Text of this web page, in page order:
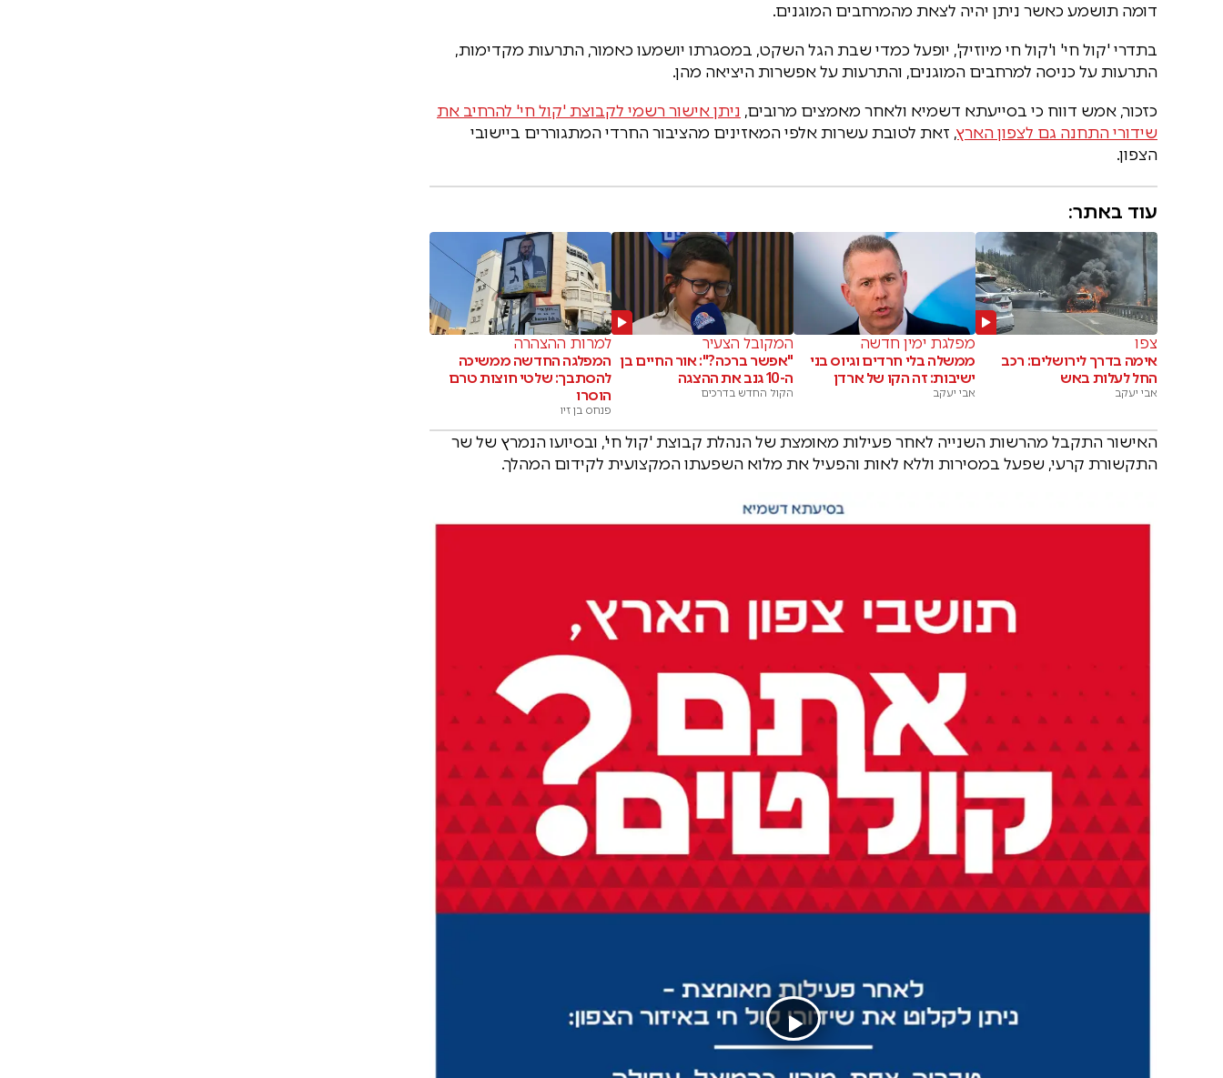
דומה תושמע כאשר ניתן יהיה לצאת מהמרחבים המוגנים.
בתדרי 'קול חי' ו'קול חי מיוזיק', יופעל כמדי שבת הגל השקט, במסגרתו יושמעו כאמור, התרעות מקדימות,
התרעות על כניסה למרחבים המוגנים, והתרעות על אפשרות היציאה מהן.
כזכור, אמש דווח כי בסייעתא דשמיא ולאחר מאמצים מרובים, ניתן אישור רשמי לקבוצת 'קול חי' להרחיב את
שידורי התחנה גם לצפון הארץ, זאת לטובת עשרות אלפי המאזינים מהציבור החרדי המתגוררים ביישובי
הצפון.
עוד באתר:
צפו
אימה בדרך לירושלים: רכב
החל לעלות באש
אבי יעקב
מפלגת ימין חדשה
ממשלה בלי חרדים וגיוס בני
ישיבות: זה הקו של ארדן
אבי יעקב
המקובל הצעיר
"אפשר ברכה?": אור החיים בן
ה-10 גנב את ההצגה
הקול החדש בדרכים
למרות ההצהרה
המפלגה החדשה ממשיכה
להסתבך: שלטי חוצות טרם
הוסרו
פנחס בן זיו
האישור התקבל מהרשות השנייה לאחר פעילות מאומצת של הנהלת קבוצת 'קול חי', ובסיועו הנמרץ של שר
התקשורת קרעי, שפעל במסירות וללא לאות והפעיל את מלוא השפעתו המקצועית לקידום המהלך.